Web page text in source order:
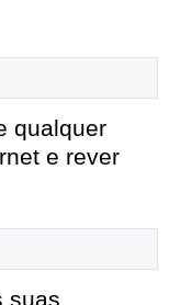
qualquer
e rever
suas